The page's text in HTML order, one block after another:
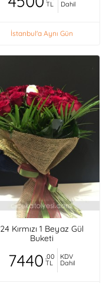
TL Dahil
İstanbul'a Aynı Gün
24 Kırmızı 1 Beyaz Gül
Buketi
7440 ,00
TL
KDV
Dahil